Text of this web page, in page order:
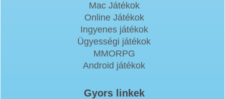
Mac Játékok
Online Játékok
Ingyenes játékok
Ügyességi játékok
MMORPG
Android játékok
Gyors linkek